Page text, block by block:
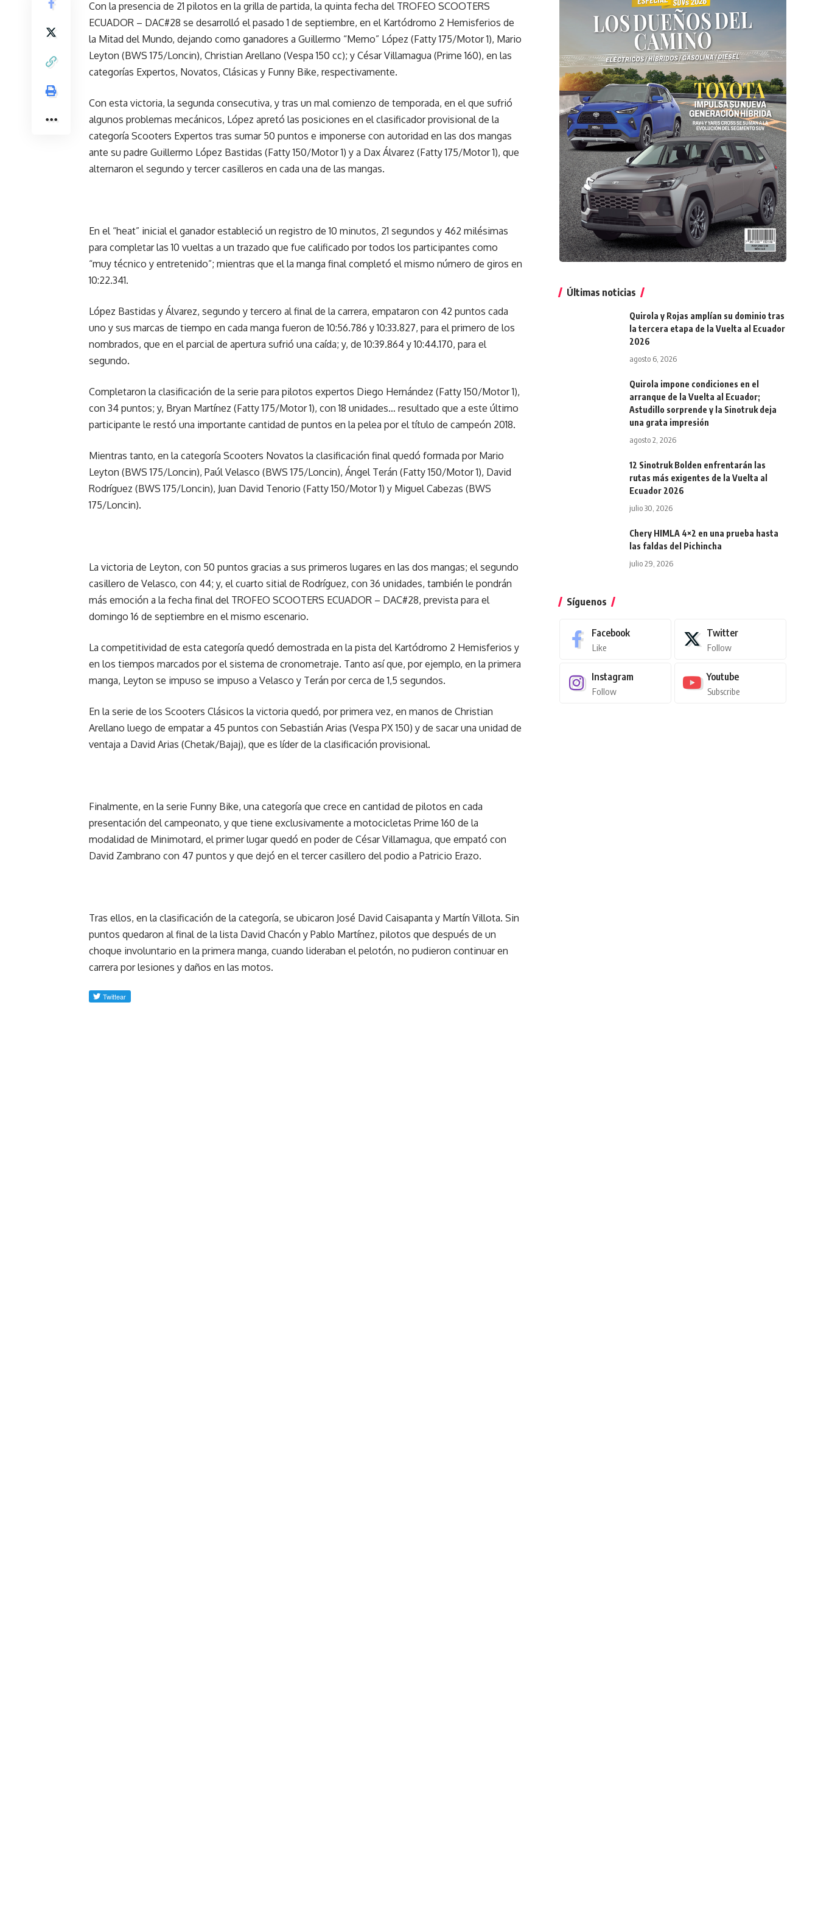
Con la presencia de 21 pilotos en la grilla de partida, la quinta fecha del TROFEO SCOOTERS
ECUADOR – DAC#28 se desarrolló el pasado 1 de septiembre, en el Kartódromo 2 Hemisferios de
la Mitad del Mundo, dejando como ganadores a Guillermo “Memo” López (Fatty 175/Motor 1), Mario
Leyton (BWS 175/Loncin), Christian Arellano (Vespa 150 cc); y César Villamagua (Prime 160), en las
categorías Expertos, Novatos, Clásicas y Funny Bike, respectivamente.
Con esta victoria, la segunda consecutiva, y tras un mal comienzo de temporada, en el que sufrió
algunos problemas mecánicos, López apretó las posiciones en el clasificador provisional de la
categoría Scooters Expertos tras sumar 50 puntos e imponerse con autoridad en las dos mangas
ante su padre Guillermo López Bastidas (Fatty 150/Motor 1) y a Dax Álvarez (Fatty 175/Motor 1), que
alternaron el segundo y tercer casilleros en cada una de las mangas.
En el “heat” inicial el ganador estableció un registro de 10 minutos, 21 segundos y 462 milésimas
para completar las 10 vueltas a un trazado que fue calificado por todos los participantes como
“muy técnico y entretenido”; mientras que el la manga final completó el mismo número de giros en
10:22.341.
López Bastidas y Álvarez, segundo y tercero al final de la carrera, empataron con 42 puntos cada
uno y sus marcas de tiempo en cada manga fueron de 10:56.786 y 10:33.827, para el primero de los
nombrados, que en el parcial de apertura sufrió una caída; y, de 10:39.864 y 10:44.170, para el
segundo.
Completaron la clasificación de la serie para pilotos expertos Diego Hernández (Fatty 150/Motor 1),
con 34 puntos; y, Bryan Martínez (Fatty 175/Motor 1), con 18 unidades… resultado que a este último
participante le restó una importante cantidad de puntos en la pelea por el título de campeón 2018.
Mientras tanto, en la categoría Scooters Novatos la clasificación final quedó formada por Mario
Leyton (BWS 175/Loncin), Paúl Velasco (BWS 175/Loncin), Ángel Terán (Fatty 150/Motor 1), David
Rodríguez (BWS 175/Loncin), Juan David Tenorio (Fatty 150/Motor 1) y Miguel Cabezas (BWS
175/Loncin).
La victoria de Leyton, con 50 puntos gracias a sus primeros lugares en las dos mangas; el segundo
casillero de Velasco, con 44; y, el cuarto sitial de Rodríguez, con 36 unidades, también le pondrán
más emoción a la fecha final del TROFEO SCOOTERS ECUADOR – DAC#28, prevista para el
domingo 16 de septiembre en el mismo escenario.
La competitividad de esta categoría quedó demostrada en la pista del Kartódromo 2 Hemisferios y
en los tiempos marcados por el sistema de cronometraje. Tanto así que, por ejemplo, en la primera
manga, Leyton se impuso se impuso a Velasco y Terán por cerca de 1,5 segundos.
En la serie de los Scooters Clásicos la victoria quedó, por primera vez, en manos de Christian
Arellano luego de empatar a 45 puntos con Sebastián Arias (Vespa PX 150) y de sacar una unidad de
ventaja a David Arias (Chetak/Bajaj), que es líder de la clasificación provisional.
Finalmente, en la serie Funny Bike, una categoría que crece en cantidad de pilotos en cada
presentación del campeonato, y que tiene exclusivamente a motocicletas Prime 160 de la
modalidad de Minimotard, el primer lugar quedó en poder de César Villamagua, que empató con
David Zambrano con 47 puntos y que dejó en el tercer casillero del podio a Patricio Erazo.
Tras ellos, en la clasificación de la categoría, se ubicaron José David Caisapanta y Martín Villota. Sin
puntos quedaron al final de la lista David Chacón y Pablo Martínez, pilotos que después de un
choque involuntario en la primera manga, cuando lideraban el pelotón, no pudieron continuar en
carrera por lesiones y daños en las motos.
Últimas noticias
Quirola y Rojas amplían su dominio tras
la tercera etapa de la Vuelta al Ecuador
2026
agosto 6, 2026
Quirola impone condiciones en el
arranque de la Vuelta al Ecuador;
Astudillo sorprende y la Sinotruk deja
una grata impresión
agosto 2, 2026
12 Sinotruk Bolden enfrentarán las
rutas más exigentes de la Vuelta al
Ecuador 2026
julio 30, 2026
Chery HIMLA 4×2 en una prueba hasta
las faldas del Pichincha
julio 29, 2026
Síguenos
Facebook
Like
Twitter
Follow
Instagram
Follow
Youtube
Subscribe